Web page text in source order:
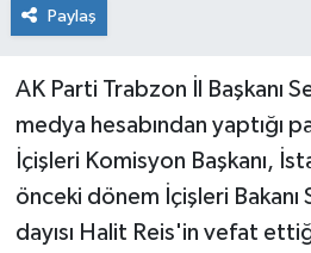
Paylaş
AK Parti Trabzon İl Başkanı
medya hesabından yaptığı
İçişleri Komisyon Başkanı,
önceki dönem İçişleri Bakanı
dayısı Halit Reis'in vefat